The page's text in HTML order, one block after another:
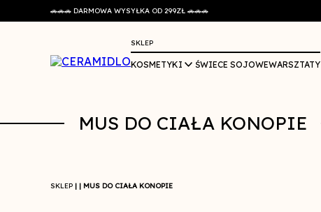
🚗🚗🚗 DARMOWA WYSYŁKA OD 299ZŁ 🚗🚗🚗
SKLEP
KOSMETYKI ŚWIECE SOJOWEWARSZTATY
MUS DO CIAŁA KONOPIE
SKLEP | | MUS DO CIAŁA KONOPIE